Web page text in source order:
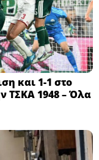
και 1-1 στο
ΤΣΚΑ 1948 – Όλα